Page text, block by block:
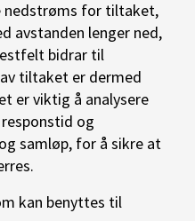
nedstrøms for tiltaket,
avstanden lenger ned,
bidrar til
tiltaket er dermed
er viktig å analysere
og
samløp, for å sikre at
kan benyttes til